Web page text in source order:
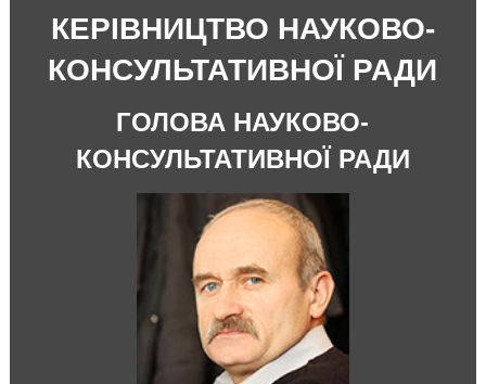
КЕРІВНИЦТВО НАУКОВО-
КОНСУЛЬТАТИВНОЇ РАДИ
ГОЛОВА НАУКОВО-
КОНСУЛЬТАТИВНОЇ РАДИ